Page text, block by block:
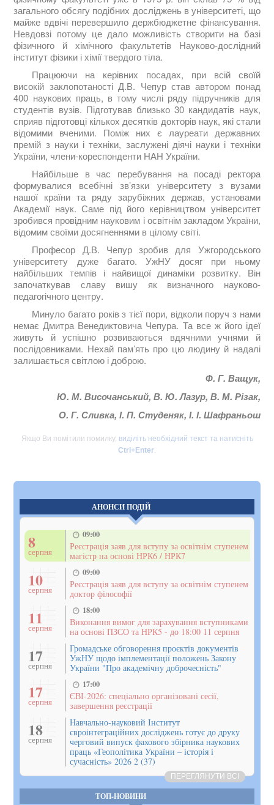
загального обсягу подібних досліджень в університеті, що
майже вдвічі перевершило держбюджетне фінансування.
Невдовзі потому це дало можливість створити на базі
фізичного й хімічного факультетів Науково-дослідний
інститут фізики і хімії твердого тіла.
Працюючи на керівних посадах, при всій своїй
високій заклопотаності Д.В. Чепур став автором понад
400 наукових праць, в тому числі ряду підручників для
студентів вузів. Підготував близько 30 кандидатів наук,
сприяв підготовці кількох десятків докторів наук, які стали
відомими вченими. Поміж них є лауреати державних
премій з науки і техніки, заслужені діячі науки і техніки
України, члени-кореспонденти НАН України.
Найбільше в час перебування на посаді ректора
формувалися всебічні зв’язки університету з вузами
нашої країни та ряду зарубіжних держав, установами
Академії наук. Саме під його керівництвом університет
зробився провідним науковим і освітнім закладом України,
відомим своїми досягненнями в цілому світі.
Професор Д.В. Чепур зробив для Ужгородського
університету дуже багато. УжНУ досяг при ньому
найбільших темпів і найвищої динаміки розвитку. Він
започаткував славу вишу як визначного науково-
педагогічного центру.
Минуло багато років з тієї пори, відколи поруч з нами
немає Дмитра Венедиктовича Чепура. Та все ж його ідеї
живуть й успішно розвиваються вдячними учнями й
послідовниками. Нехай пам’ять про цю людину й надалі
залишається світлою і доброю.
Ф. Г. Ващук,
Ю. М. Височанський, В. Ю. Лазур, В. М. Різак,
О. Г. Сливка, І. П. Студеняк, І. І. Шафраньош
Якщо Ви помітили помилку, виділіть необхідний текст та натисніть
Ctrl+Enter
АНОНСИ ПОДІЙ
8
серпня
09:00
Реєстрація заяв для вступу за освітнім ступенем
магістр на основі НРК6 / НРК7
10
серпня
09:00
Реєстрація заяв для вступу за освітнім ступенем
доктор філософії
11
серпня
18:00
Виконання вимог для зарахування вступниками
на основі ПЗСО та НРК5 - до 18:00 11 серпня
17
серпня
Громадське обговорення проєктів документів
УжНУ щодо імплементації положень Закону
України "Про академічну доброчесність"
17
серпня
17:00
ЄВІ-2026: спеціально організовані сесії,
завершення реєстрації
18
серпня
Навчально-науковий Інститут
євроінтеграційних досліджень готує до друку
черговий випуск фахового збірника наукових
праць «Геополітика України – історія і
сучасність» 2026 2 (37)
ПЕРЕГЛЯНУТИ ВСІ
ТОП-НОВИНИ